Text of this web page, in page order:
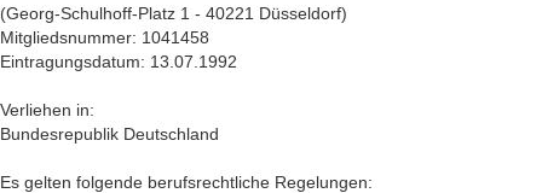
(Georg-Schulhoff-Platz 1 - 40221 Düsseldorf)
Mitgliedsnummer: 1041458
Eintragungsdatum: 13.07.1992
Verliehen in:
Bundesrepublik Deutschland
Es gelten folgende berufsrechtliche Regelungen: